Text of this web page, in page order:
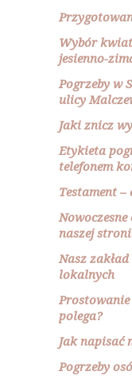
Wybór
jesienno-
Pogrzeby w
ulicy
Jaki znicz
Etykieta
telefonem
Testament
naszej
Nasz
lokalnych
polega?
Jak napisać
Pogrzeby